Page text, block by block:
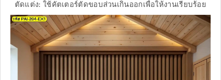
ตัดแต่ง: ใช้คัตเตอร์ตัดขอบส่วนเกินออกเพื่อให้งานเรียบร้อย